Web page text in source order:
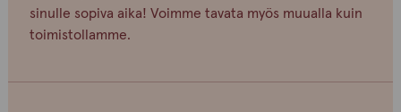
sinulle sopiva aika! Voimme tavata myös muualla kuin
toimistollamme.